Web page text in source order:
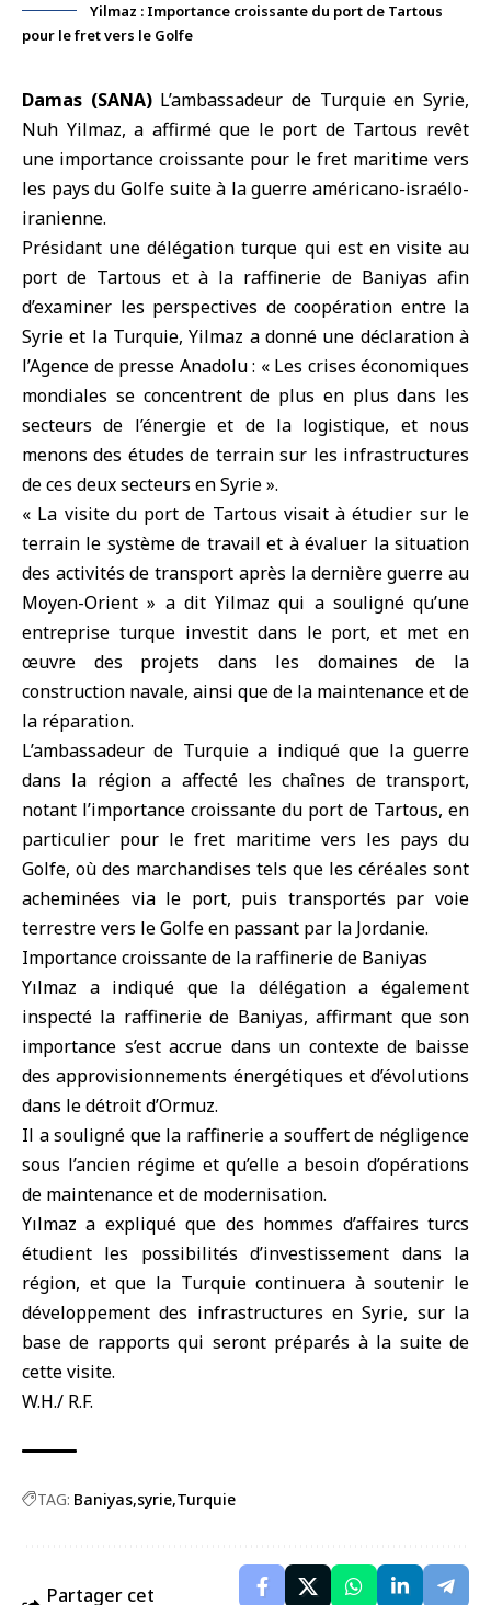
Yilmaz : Importance croissante du port de Tartous
pour le fret vers le Golfe
Damas (SANA)L’ambassadeur de Turquie enSyrie,
Nuh Yilmaz, a affirmé que le port de Tartous revêt
une importance croissante pour le fret maritime vers
les pays du Golfe suite à la guerre américano-israélo-
iranienne.
Présidant une délégation turque qui est en visite au
port de Tartous et à la raffinerie de Baniyas afin
d’examiner les perspectives de coopération entre la
Syrie et la Turquie, Yilmaz a donné une déclaration à
l’Agence de presse Anadolu : « Les crises économiques
mondiales se concentrent de plus en plus dans les
secteurs de l’énergie et de la logistique, et nous
menons des études de terrain sur les infrastructures
de ces deux secteurs en Syrie ».
« La visite du port de Tartous visait à étudier sur le
terrain le système de travail et à évaluer la situation
des activités de transport après la dernière guerre au
Moyen-Orient » a dit Yilmaz qui a souligné qu’une
entreprise turque investit dans le port, et met en
œuvre des projets dans les domaines de la
construction navale, ainsi que de la maintenance et de
la réparation.
L’ambassadeur de Turquie a indiqué que la guerre
dans la région a affecté les chaînes de transport,
notant l’importance croissante du port de Tartous, en
particulier pour le fret maritime vers les pays du
Golfe, où des marchandises tels que les céréales sont
acheminées via le port, puis transportés par voie
terrestre vers le Golfe en passant par la Jordanie.
Importance croissante de la raffinerie de Baniyas
Yılmaz a indiqué que la délégation a également
inspecté la raffinerie de Baniyas, affirmant que son
importance s’est accrue dans un contexte de baisse
des approvisionnements énergétiques et d’évolutions
dans le détroit d’Ormuz.
Il a souligné que la raffinerie a souffert de négligence
sous l’ancien régime et qu’elle a besoin d’opérations
de maintenance et de modernisation.
Yılmaz a expliqué que des hommes d’affaires turcs
étudient les possibilités d’investissement dans la
région, et que la Turquie continuera à soutenir le
développement des infrastructures en Syrie, sur la
base de rapports qui seront préparés à la suite de
cette visite.
W.H./ R.F.
TAG: Baniyas syrie Turquie
Partager cet